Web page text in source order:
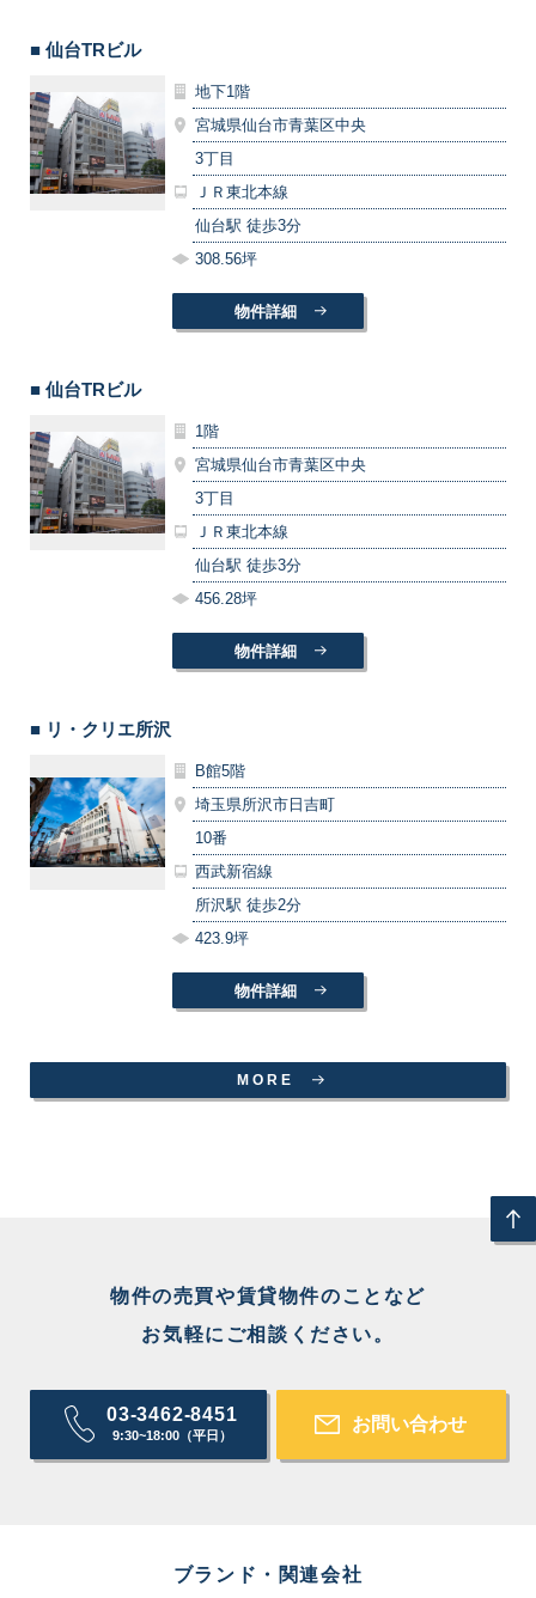
■ 仙台TRビル
地下1階
宮城県仙台市青葉区中央
3丁目
ＪＲ東北本線
仙台駅 徒歩3分
308.56坪
物件詳細
■ 仙台TRビル
1階
宮城県仙台市青葉区中央
3丁目
ＪＲ東北本線
仙台駅 徒歩3分
456.28坪
物件詳細
■ リ・クリエ所沢
B館5階
埼玉県所沢市日吉町
10番
西武新宿線
所沢駅 徒歩2分
423.9坪
物件詳細
MORE
物件の売買や賃貸物件のことなど
お気軽にご相談ください。
03-3462-8451
9:30~18:00（平日）
お問い合わせ
ブランド・関連会社